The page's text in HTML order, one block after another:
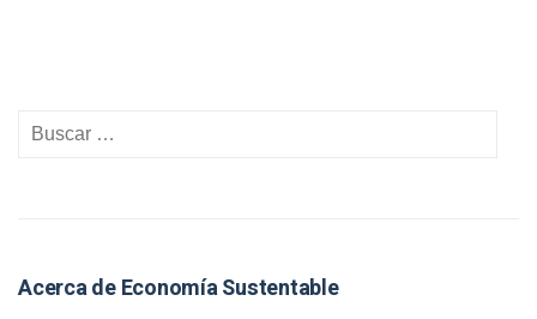
Acerca de Economía Sustentable